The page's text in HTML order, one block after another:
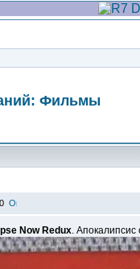
Фильмы
Now Redux. Апокалипсис